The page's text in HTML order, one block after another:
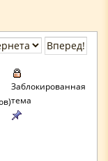
Заблокированная
тема